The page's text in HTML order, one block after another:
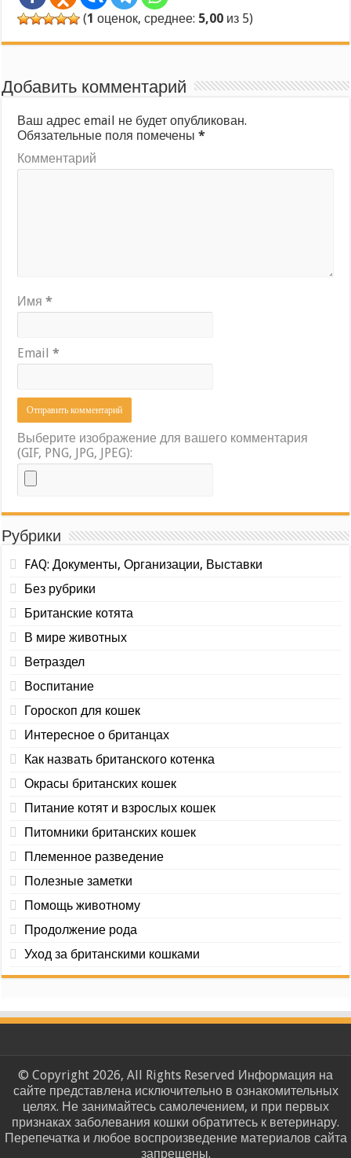
(1 оценок, среднее: 5,00 из 5)
Добавить комментарий
Ваш адрес email не будет опубликован.
Обязательные поля помечены*
Комментарий
Имя*
Email*
Выберите изображение для вашего комментария
(GIF, PNG, JPG, JPEG):
Рубрики
FAQ: Документы, Организации, Выставки
Без рубрики
Британские котята
В мире животных
Ветраздел
Воспитание
Гороскоп для кошек
Интересное о британцах
Как назвать британского котенка
Окрасы британских кошек
Питание котят и взрослых кошек
Питомники британских кошек
Племенное разведение
Полезные заметки
Помощь животному
Продолжение рода
Уход за британскими кошками
© Copyright 2026, All Rights Reserved Информация на
сайте представлена исключительно в ознакомительных
целях. Не занимайтесь самолечением, и при первых
признаках заболевания кошки обратитесь к ветеринару.
Перепечатка и любое воспроизведение материалов сайта
запрещены.